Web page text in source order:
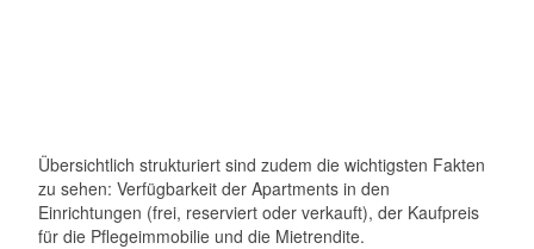
Übersichtlich strukturiert sind zudem die wichtigsten Fakten
zu sehen: Verfügbarkeit der Apartments in den
Einrichtungen (frei, reserviert oder verkauft), der Kaufpreis
für die Pflegeimmobilie und die Mietrendite.